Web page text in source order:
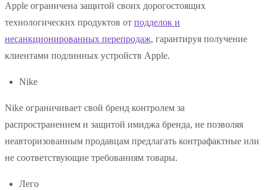
Apple ограничена защитой своих дорогостоящих
технологических продуктов от подделок и
несанкционированных перепродаж, гарантируя получение
клиентами подлинных устройств Apple.
Nike
Nike ограничивает свой бренд контролем за
распространением и защитой имиджа бренда, не позволяя
неавторизованным продавцам предлагать контрафактные или
не соответствующие требованиям товары.
Лего